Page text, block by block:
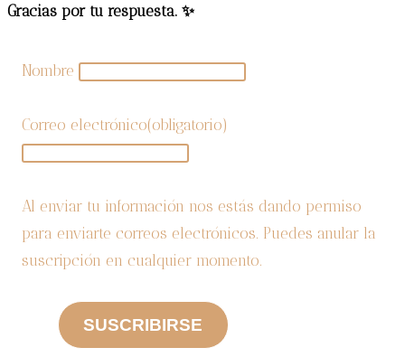
afro
Gracias por tu respuesta. ✨
Nombre
Correo electrónico(obligatorio)
Al enviar tu información nos estás dando permiso
para enviarte correos electrónicos. Puedes anular la
suscripción en cualquier momento.
SUSCRIBIRSE